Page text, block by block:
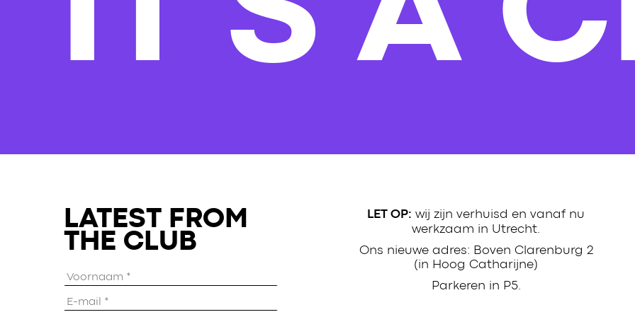
LATEST FROM
THE CLUB
Voornaam *
LET OP: wij zijn verhuisd en vanaf nu
werkzaam in Utrecht.
Ons nieuwe adres: Boven Clarenburg 2
(in Hoog Catharijne)
Parkeren in P5.